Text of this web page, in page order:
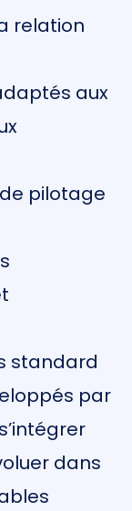
relation
aux
pilotage
standard
par
dans